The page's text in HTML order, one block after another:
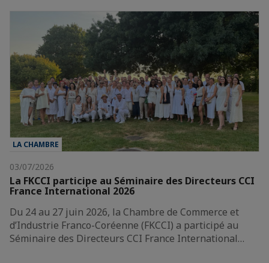
LA CHAMBRE
03/07/2026
La FKCCI participe au Séminaire des Directeurs CCI
France International 2026
Du 24 au 27 juin 2026, la Chambre de Commerce et
d’Industrie Franco-Coréenne (FKCCI) a participé au
Séminaire des Directeurs CCI France International…